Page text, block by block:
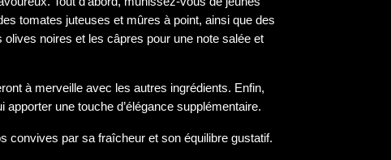
tomates juteuses et mûres à point, ainsi que des
noires et les câpres pour une note salée et
à merveille avec les autres ingrédients. Enfin,
une touche d’élégance supplémentaire.
convives par sa fraîcheur et son équilibre gustatif.